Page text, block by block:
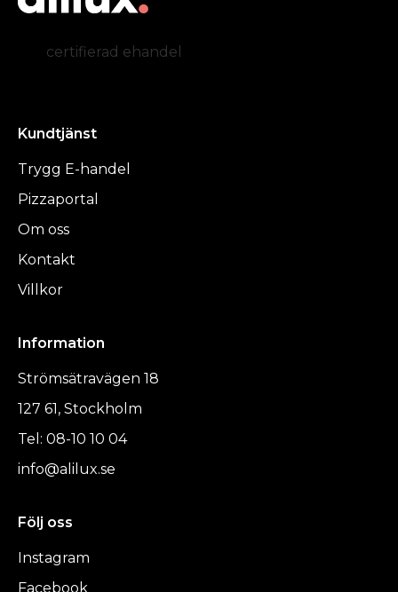
certifierad ehandel
Kundtjänst
Trygg E-handel
Pizzaportal
Om oss
Kontakt
Villkor
Information
Strömsätravägen 18
127 61, Stockholm
Tel: 08-10 10 04
info@alilux.se
Följ oss
Instagram
Facebook